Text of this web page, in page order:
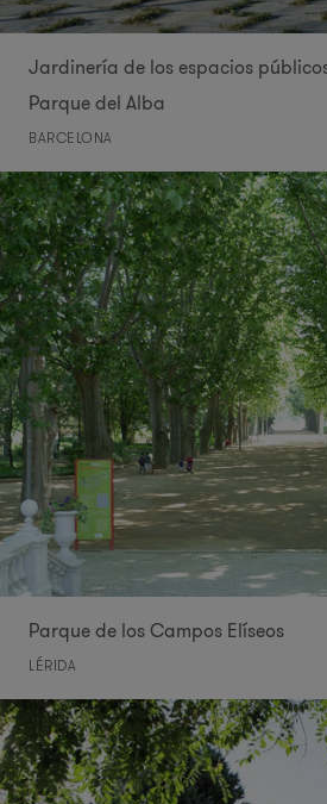
Jardinería de los espacios
Parque del Alba
BARCELONA
Parque de los Campos Elíseos
LÉRIDA